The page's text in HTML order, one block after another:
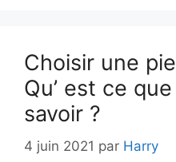
Choisir une
Qu’ est ce
savoir ?
4 juin 2021 par Harry